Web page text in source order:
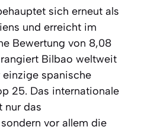
sich erneut als
und erreicht im
Bewertung von 8,08
Bilbao weltweit
einzige spanische
25. Das internationale
nur das
vor allem die